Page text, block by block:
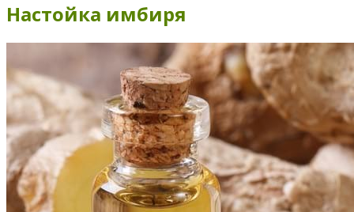
Настойка имбиря